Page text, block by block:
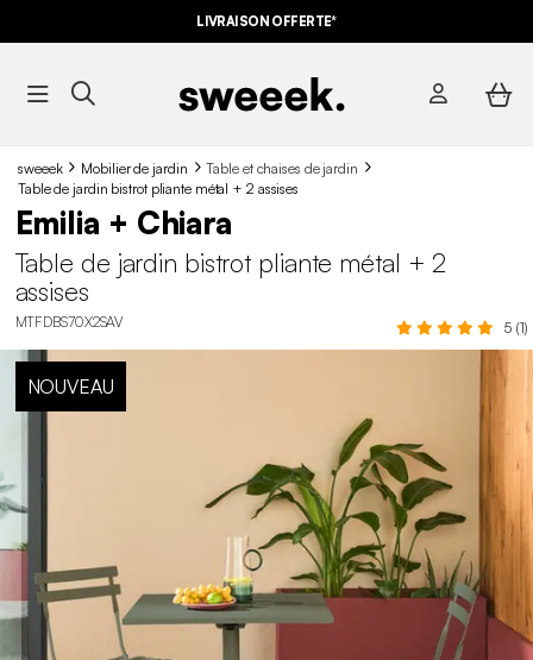
LIVRAISON OFFERTE*
sweeek Mobilier de jardin
Table et chaises de jardin
Table de jardin bistrot pliante métal + 2 assises
Emilia + Chiara
Table de jardin bistrot pliante métal + 2
assises
MTFDBS70X2SAV 5 (1)
NOUVEAU